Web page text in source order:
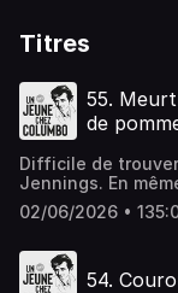
Titres
55.
de
Difficile de
Jennings. En
bleus qui
côte ouest et une
ausha.co/
d'informations.
02/06/2026 •
54.